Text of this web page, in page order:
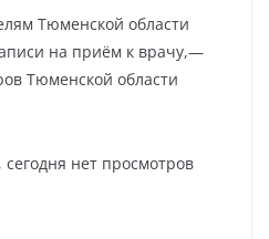
Тюменской области
на приём к врачу,—
Тюменской области
нет просмотров